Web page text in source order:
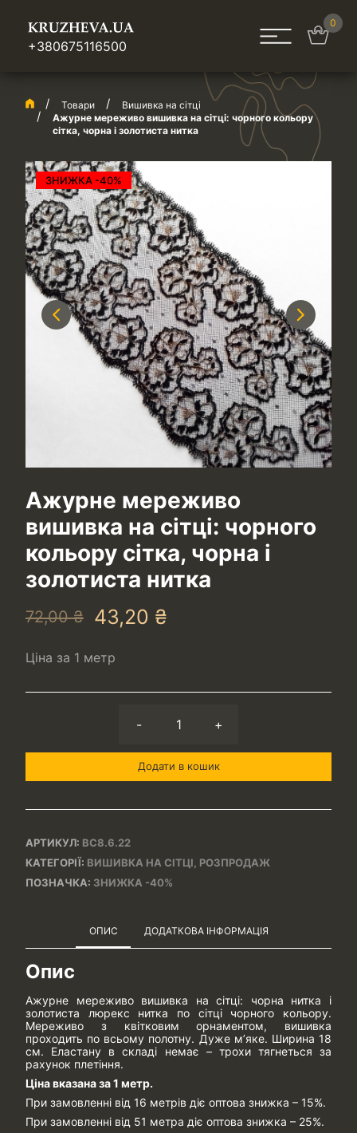
+380675116500
0
Товари
Вишивка на сітці
Ажурне мереживо вишивка на сітці: чорного кольору
сітка, чорна і золотиста нитка
ЗНИЖКА -40%
Previous Next
Ажурне мереживо
вишивка на сітці: чорного
кольору сітка, чорна і
золотиста нитка
72,00₴ 43,20 ₴
Ціна за 1 метр
- +
Додати в кошик
АРТИКУЛ: ВС8.6.22
КАТЕГОРІЇ: ВИШИВКА НА СІТЦІ, РОЗПРОДАЖ
ПОЗНАЧКА: ЗНИЖКА -40%
ОПИС ДОДАТКОВА ІНФОРМАЦІЯ
Опис
Ажурне мереживо вишивка на сітці: чорна нитка і
золотиста люрекс нитка по сітці чорного кольору.
Мереживо з квітковим орнаментом, вишивка
проходить по всьому полотну. Дуже м’яке. Ширина 18
см. Еластану в складі немає – трохи тягнеться за
рахунок плетіння.
Ціна вказана за 1 метр.
При замовленні від 16 метрів діє оптова знижка – 15%.
При замовленні від 51 метра діє оптова знижка – 25%.